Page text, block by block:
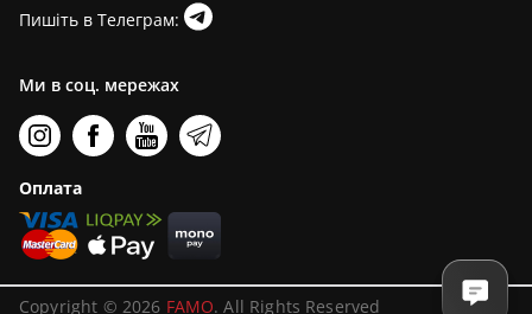
Пишіть в Телеграм:
Ми в соц. мережах
Оплата
Copyright © 2026 FAMO. All Rights Reserved